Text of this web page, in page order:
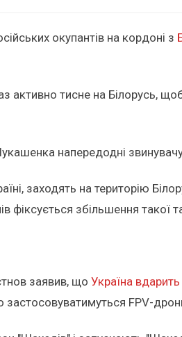
окупантів на кордоні з
активно тисне на
напередодні
заходять на територію
фіксується збільшення
заявив, що Україна вдарить
застосовуватимуться FPV-